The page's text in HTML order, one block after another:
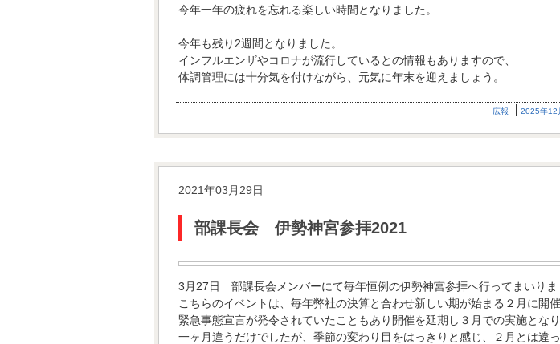
今年一年の疲れを忘れる楽しい時間となりました。
今年も残り2週間となりました。
インフルエンザやコロナが流行しているとの情報もありますので、
体調管理には十分気を付けながら、元気に年末を迎えましょう。
広報 2025年12
2021年03月29日
部課長会 伊勢神宮参拝2021
3月27日 部課長会メンバーにて毎年恒例の伊勢神宮参拝へ行ってまいりま
こちらのイベントは、毎年弊社の決算と合わせ新しい期が始まる２月に開
緊急事態宣言が発令されていたこともあり開催を延期し３月での実施となり
一ヶ月違うだけでしたが、季節の変わり目をはっきりと感じ、２月とは違